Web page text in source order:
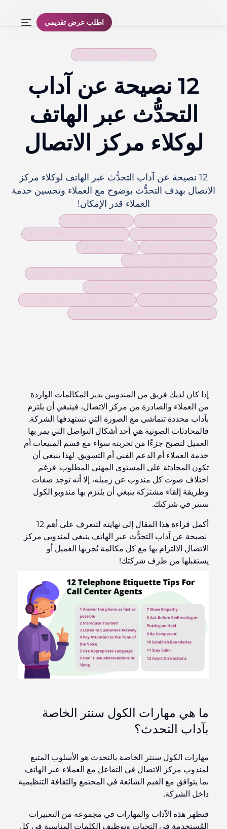
اطلب عرض تقديمي
12 نصيحة عن آداب
التحدُّث عبر الهاتف
لوكلاء مركز الاتصال
12 نصيحة عن آداب التحدُّث عبر الهاتف لوكلاء مركز
الاتصال بهدف التحدُّث بوضوح مع العملاء وتحسين خدمة
العملاء قدر الإمكان!
إذا كان لديك فريق من المندوبين يدير المكالمات الواردة
من العملاء والصادرة من مركز الاتصال، فينبغي أن يلتزم
بآداب محددة تتماشى مع الصورة التي تستهدفها الشركة.
فالمحادثات الصوتية هي أحد أشكال التواصل التي يمر بها
العميل لتصبح جزءًا من تجربته سواء مع قسم المبيعات أم
خدمة العملاء أم الدعم الفني أم التسويق. لهذا ينبغي أن
تكون المحادثة على المستوى المهني المطلوب. فرغم
اختلاف صوت كل مندوب عن زميله، إلا أنه توجد صفات
وطريقة إلقاء مشتركة ينبغي أن يلتزم بها مندوبو الكول
سنتر في شركتك.
أكمل قراءة هذا المقال إلى نهايته لتتعرف على أهم 12
نصيحة عن آداب التحدُّث عبر الهاتف ينبغي لمندوبي مركز
الاتصال الالتزام بها مع كل مكالمة يُجريها العميل أو
يستقبلها من طرف شركتك!
ما هي مهارات الكول سنتر الخاصة
بآداب التحدث؟
مهارات الكول سنتر الخاصة بالتحدث هو الأسلوب المتبع
لمندوب مركز الاتصال في التفاعل مع العملاء عبر الهاتف
بما يتوافق مع القيم الشائعة في المجتمع والثقافة التنظيمية
داخل الشركة.
فتظهر هذه الآداب والمهارات في مجموعة من التعبيرات
المُستخدمة في التحيات وتوظيف الكلمات المناسبة في كل